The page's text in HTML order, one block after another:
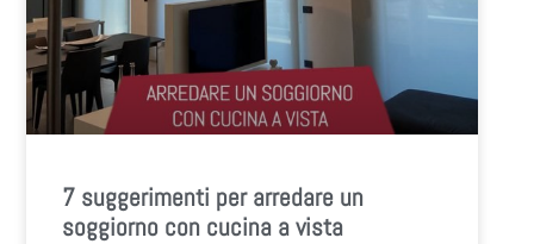
7 suggerimenti per arredare un
soggiorno con cucina a vista